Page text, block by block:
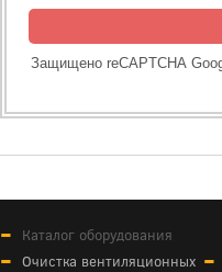
Защищено reCAPTCHA
Каталог оборудования
Очистка вентиляционных